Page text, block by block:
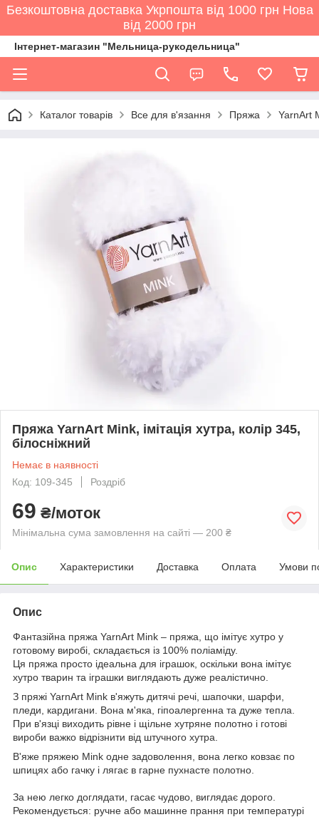
Безкоштовна доставка Укрпошта від 1000 грн Нова
від 2000 грн
Інтернет-магазин "Мельница-рукодельница"
Каталог товарів Все для в'язання Пряжа YarnArt
Пряжа YarnArt Mink, імітація хутра, колір 345,
білосніжний
Немає в наявності
Код: 109-345
Роздріб
69 ₴/моток
Мінімальна сума замовлення на сайті — 200 ₴
Опис Характеристики Доставка Оплата Умови
Опис
Фантазійна пряжа YarnArt Mink – пряжа, що імітує хутро у
готовому виробі, складається із 100% поліаміду.
Ця пряжа просто ідеальна для іграшок, оскільки вона імітує
хутро тварин та іграшки виглядають дуже реалістично.
З пряжі YarnArt Mink в'яжуть дитячі речі, шапочки, шарфи,
пледи, кардигани. Вона м'яка, гіпоалергенна та дуже тепла.
При в'язці виходить рівне і щільне хутряне полотно і готові
вироби важко відрізнити від штучного хутра.
В'яже пряжею Mink одне задоволення, вона легко ковзає по
шпицях або гачку і лягає в гарне пухнасте полотно.
За нею легко доглядати, гасає чудово, виглядає дорого.
Рекомендується: ручне або машинне прання при температурі